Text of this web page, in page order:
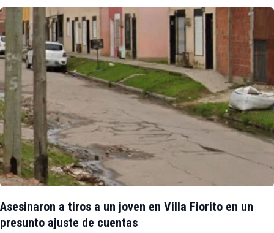
Asesinaron a tiros a un joven en Villa Fiorito en un
presunto ajuste de cuentas